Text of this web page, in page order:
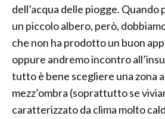
dell’acqua delle piogge. Quando
un piccolo albero, però,
che non ha prodotto un buon
oppure andremo incontro
tutto è bene scegliere una zona
mezz’ombra (soprattutto se
caratterizzato da clima molto